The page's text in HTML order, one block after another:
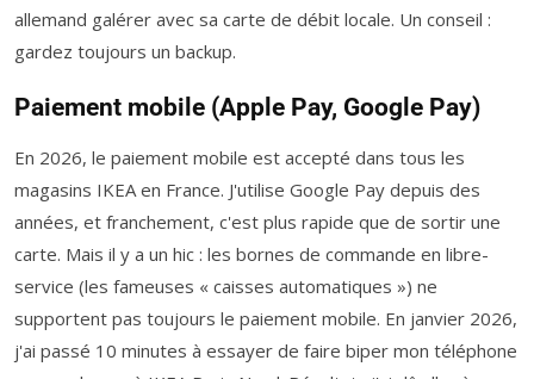
allemand galérer avec sa carte de débit locale. Un conseil :
gardez toujours un backup.
Paiement mobile (Apple Pay, Google Pay)
En 2026, le paiement mobile est accepté dans tous les
magasins IKEA en France. J'utilise Google Pay depuis des
années, et franchement, c'est plus rapide que de sortir une
carte. Mais il y a un hic : les bornes de commande en libre-
service (les fameuses « caisses automatiques ») ne
supportent pas toujours le paiement mobile. En janvier 2026,
j'ai passé 10 minutes à essayer de faire biper mon téléphone